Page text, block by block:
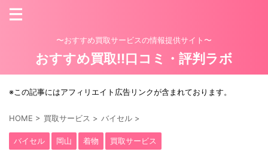
〜おすすめ買取サービスの情報提供サイト〜
おすすめ買取!!口コミ・評判ラボ
※この記事にはアフィリエイト広告リンクが含まれております。
HOME > 買取サービス > バイセル >
バイセル 岡山 着物 買取サービス